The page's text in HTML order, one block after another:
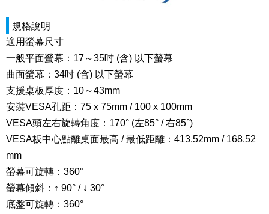
規格說明
適用螢幕尺寸
一般平面螢幕：17～35吋 (含) 以下螢幕
曲面螢幕：34吋 (含) 以下螢幕
支援桌板厚度： 10～43mm
安裝VESA孔距：75 x 75mm / 100 x 100mm
VESA頭左右旋轉角度：170° (左85° / 右85°)
VESA板中心點離桌面最高 / 最低距離：413.52mm / 168.52
mm
螢幕可旋轉： 360°
螢幕傾斜：↑ 90° / ↓ 30°
底盤可旋轉： 360°